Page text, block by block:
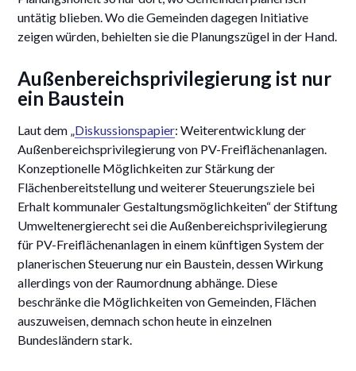
untätig blieben. Wo die Gemeinden dagegen Initiative
zeigen würden, behielten sie die Planungszügel in der Hand.
Außenbereichsprivilegierung ist nur
ein Baustein
Laut dem „Diskussionspapier: Weiterentwicklung der
Außenbereichsprivilegierung von PV-Freiflächenanlagen.
Konzeptionelle Möglichkeiten zur Stärkung der
Flächenbereitstellung und weiterer Steuerungsziele bei
Erhalt kommunaler Gestaltungsmöglichkeiten“ der Stiftung
Umweltenergierecht sei die Außenbereichsprivilegierung
für PV-Freiflächenanlagen in einem künftigen System der
planerischen Steuerung nur ein Baustein, dessen Wirkung
allerdings von der Raumordnung abhänge. Diese
beschränke die Möglichkeiten von Gemeinden, Flächen
auszuweisen, demnach schon heute in einzelnen
Bundesländern stark.